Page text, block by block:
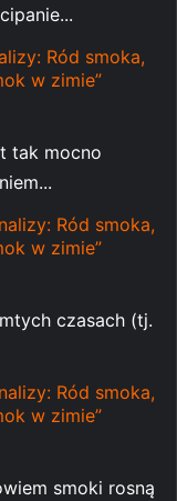
Ród smoka,
w zimie”
tak mocno
Ród smoka,
w zimie”
czasach (tj.
Ród smoka,
w zimie”
smoki rosną